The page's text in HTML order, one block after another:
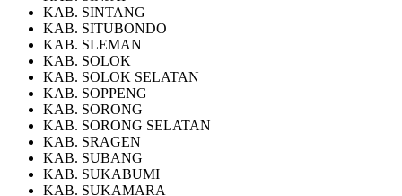
KAB. SINTANG
KAB. SITUBONDO
KAB. SLEMAN
KAB. SOLOK
KAB. SOLOK SELATAN
KAB. SOPPENG
KAB. SORONG
KAB. SORONG SELATAN
KAB. SRAGEN
KAB. SUBANG
KAB. SUKABUMI
KAB. SUKAMARA